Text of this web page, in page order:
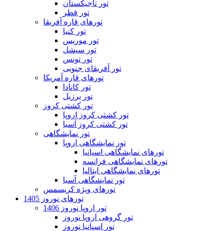
تور تاجیکستان
تور قطر
تورهای قاره آفریقا
تور کنیا
تور موریس
تور سیشل
تور تونس
تور آفریقای جنوبی
تورهای قاره آمریکا
تور کانادا
تور برزیل
تور کشتی کروز
تور کشتی کروز اروپا
تور کشتی کروز آسیا
تور نمایشگاهی
تور نمایشگاهی اروپا
تورهای نمایشگاهی اسپانیا
تورهای نمایشگاهی فرانسه
تورهای نمایشگاهی ایتالیا
تور نمایشگاهی آسیا
تورهای ویژه کریسمس
تورهای نوروز 1405
تور اروپا نوروز 1406
تور گروهی اروپا نوروز
تور اسپانیا نوروز